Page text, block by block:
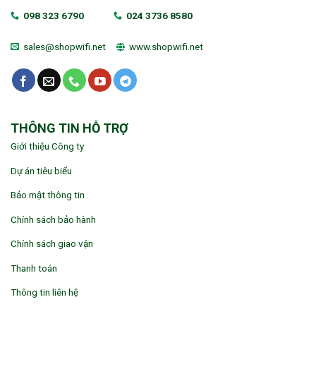
098 323 6790 024 3736 8580
sales@shopwifi.net www.shopwifi.net
THÔNG TIN HỖ TRỢ
Giới thiệu Công ty
Dự án tiêu biểu
Bảo mật thông tin
Chính sách bảo hành
Chính sách giao vận
Thanh toán
Thông tin liên hệ